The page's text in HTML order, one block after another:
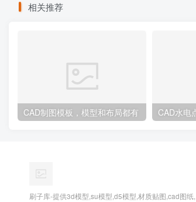
相关推荐
CAD制图模板，模型和布局都有
刷子库-提供3d模型,su模型,d5模型,材质贴图,cad图纸,